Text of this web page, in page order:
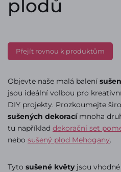
plodů
Přejít rovnou k produktům
Objevte naše malá balení
jsou ideální volbou pro
DIY projekty. Prozkoumejte
sušených dekoracímnoha
tu například dekorační set
nebo sušený plod Mehogany.
Tyto sušené květyjsou